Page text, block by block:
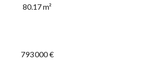
80.17 m²
793 000 €